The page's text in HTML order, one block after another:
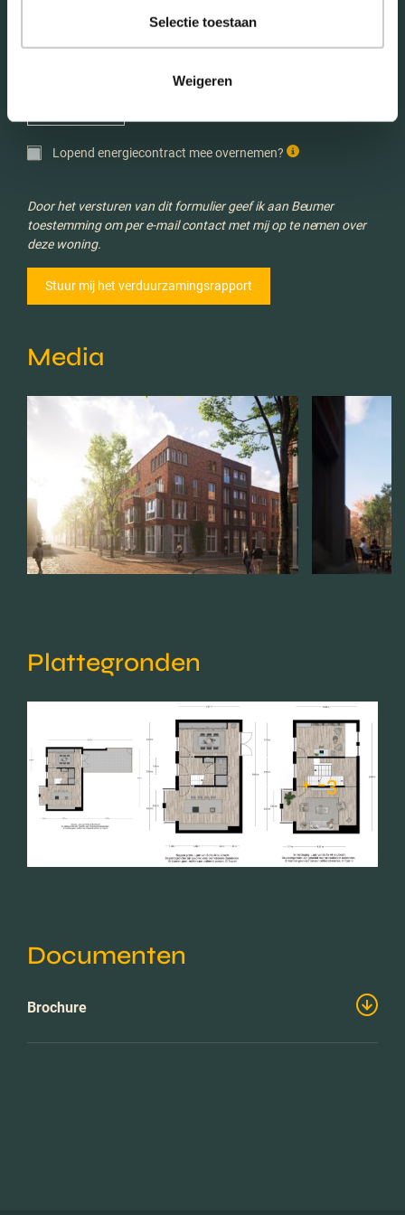
Selectie toestaan
Weigeren
Verwachte energieverbruik *
Lopend energiecontract mee overnemen?
Door het versturen van dit formulier geef ik aan Beumer
toestemming om per e-mail contact met mij op te nemen over
deze woning.
Media
Plattegronden
+ -3
Documenten
Brochure